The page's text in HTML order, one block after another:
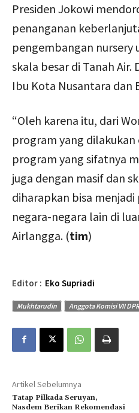
Presiden Jokowi
penanganan
pengembangan
skala besar di Tanah Air.
Ibu Kota Nusantara dan
“Oleh karena itu, dari
program yang
program yang sifatnya
juga dengan masif dan
diharapkan bisa
negara-negara lain di
Airlangga. (tim)
Editor : Eko Supriadi
Mukhtarudin Anggota Komisi VII
Artikel Sebelumnya
Tatap Pilkada Seruyan,
Nasdem Berikan Rekomendasi